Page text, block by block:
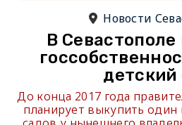
Новости
В Севастополе
детский
До конца 2017 года
планирует выкупить